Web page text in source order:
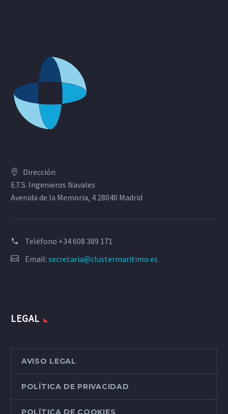
Dirección
E.T.S. Ingenieros Navales
Avenida de la Memoria, 4 28040 Madrid
Teléfono +34 608 389 171
Email: secretaria@clustermaritimo.es
LEGAL
AVISO LEGAL
POLÍTICA DE PRIVACIDAD
POLÍTICA DE COOKIES